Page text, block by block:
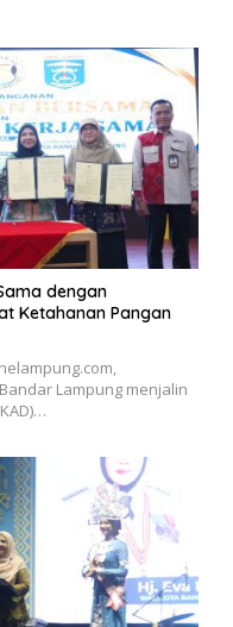
dengan
Ketahanan Pangan
Lampung menjalin